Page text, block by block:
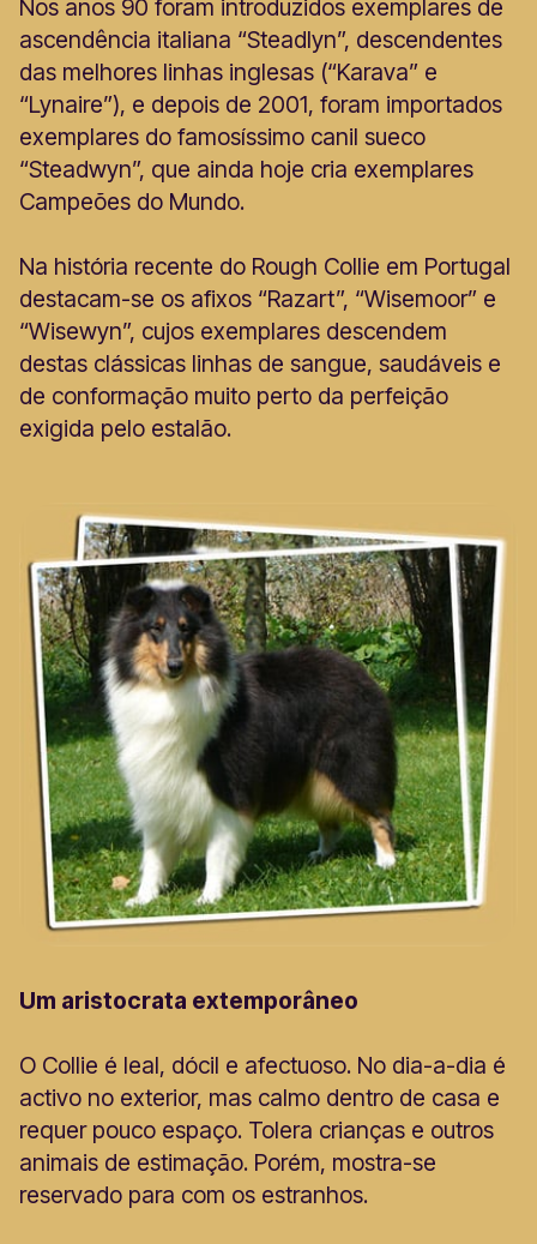
Nos anos 90 foram introduzidos exemplares de
ascendência italiana “Steadlyn”, descendentes
das melhores linhas inglesas (“Karava” e
“Lynaire”), e depois de 2001, foram importados
exemplares do famosíssimo canil sueco
“Steadwyn”, que ainda hoje cria exemplares
Campeões do Mundo.
Na história recente do Rough Collie em Portugal
destacam-se os afixos “Razart”, “Wisemoor” e
“Wisewyn”, cujos exemplares descendem
destas clássicas linhas de sangue, saudáveis e
de conformação muito perto da perfeição
exigida pelo estalão.
Um aristocrata extemporâneo
O Collie é leal, dócil e afectuoso. No dia-a-dia é
activo no exterior, mas calmo dentro de casa e
requer pouco espaço. Tolera crianças e outros
animais de estimação. Porém, mostra-se
reservado para com os estranhos.